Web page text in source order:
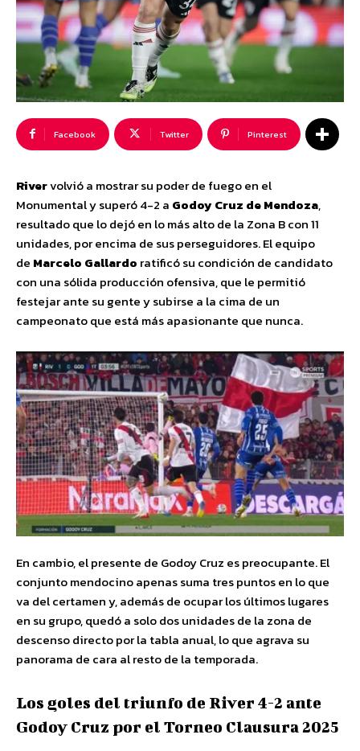
Facebook Twitter Pinterest
Rivervolvió a mostrar su poder de fuego en el
Monumental y superó 4-2 a Godoy Cruz de Mendoza,
resultado que lo dejó en lo más alto de la Zona B con 11
unidades, por encima de sus perseguidores. El equipo
de Marcelo Gallardo ratificó su condición de candidato
con una sólida producción ofensiva, que le permitió
festejar ante su gente y subirse a la cima de un
campeonato que está más apasionante que nunca.
En cambio, el presente de Godoy Cruz es preocupante. El
conjunto mendocino apenas suma tres puntos en lo que
va del certamen y, además de ocupar los últimos lugares
en su grupo, quedó a solo dos unidades de la zona de
descenso directo por la tabla anual, lo que agrava su
panorama de cara al resto de la temporada.
Los goles del triunfo de River 4-2 ante
Godoy Cruz por el Torneo Clausura 2025